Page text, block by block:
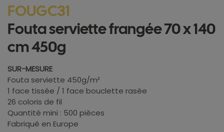
FOUGC31
Fouta serviette frangée 70 x 140
cm 450g
SUR-MESURE
Fouta serviette 450g/m²
1 face tissée / 1 face bouclette rasée
26 coloris de fil
Quantité mini : 500 pièces
Fabriqué en Europe